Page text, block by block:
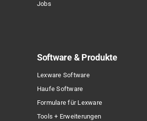
Jobs
Software & Produkte
Lexware Software
Haufe Software
Formulare für Lexware
Tools + Erweiterungen